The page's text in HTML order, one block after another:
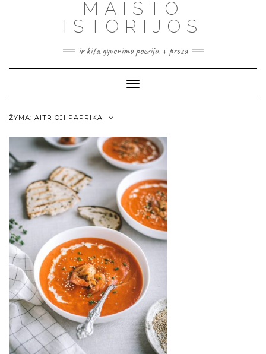
MAISTO
ISTORIJOS
ir kita gyvenimo poezija + proza
Toggle
Navigation
ŽYMA: AITRIOJI PAPRIKA